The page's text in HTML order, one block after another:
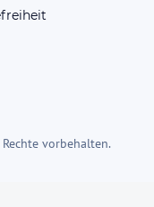
vorbehalten.